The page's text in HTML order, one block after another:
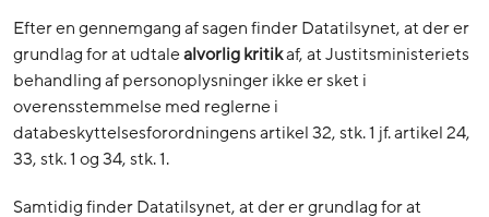
Efter en gennemgang af sagen finder Datatilsynet, at der er
grundlag for at udtalealvorligkritikaf, at Justitsministeriets
behandling af personoplysninger ikke er sket i
overensstemmelse med reglerne i
databeskyttelsesforordningens artikel 32, stk. 1 jf. artikel 24,
33, stk. 1 og 34, stk. 1.
Samtidig finder Datatilsynet, at der er grundlag for at